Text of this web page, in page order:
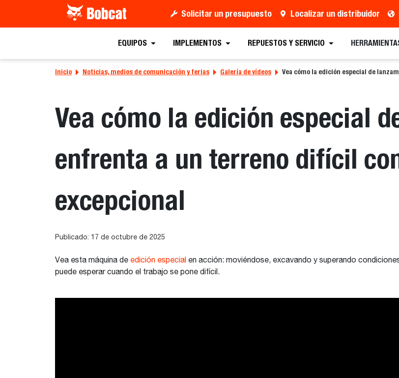
Solicitar un presupuesto Localizar un distribuidor
EQUIPOS IMPLEMENTOS REPUESTOS Y SERVICIO
Inicio Noticias, medios de comunicación y ferias Galería de vídeos Vea cómo la edición especial de
Vea cómo la edición especial
enfrenta a un terreno difícil
excepcional
Publicado: 17 de octubre de 2025
Vea esta máquina de edición especial en acción: moviéndose, excavando y superando
puede esperar cuando el trabajo se pone difícil.